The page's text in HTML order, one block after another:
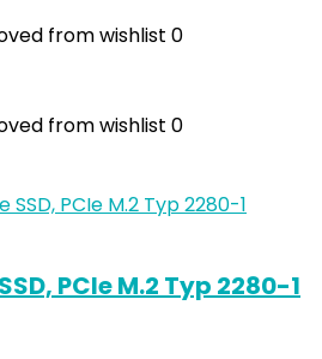
from wishlist 0
from wishlist 0
PCIe M.2 Typ 2280-1